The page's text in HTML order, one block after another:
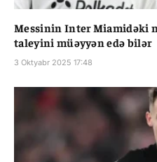
Messinin Inter Miamidəki
taleyini müəyyən edə bilər
3 Oktyabr 2025 17:48